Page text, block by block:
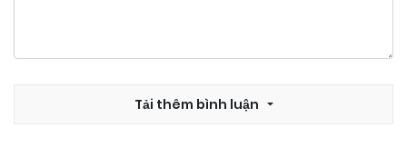
Tải thêm bình luận